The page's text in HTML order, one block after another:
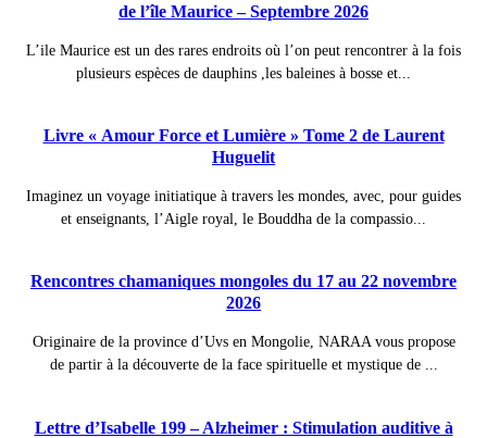
de l’île Maurice – Septembre 2026
L’ile Maurice est un des rares endroits où l’on peut rencontrer à la fois
plusieurs espèces de dauphins ,les baleines à bosse et...
Livre « Amour Force et Lumière » Tome 2 de Laurent
Huguelit
Imaginez un voyage initiatique à travers les mondes, avec, pour guides
et enseignants, l’Aigle royal, le Bouddha de la compassio...
Rencontres chamaniques mongoles du 17 au 22 novembre
2026
Originaire de la province d’Uvs en Mongolie, NARAA vous propose
de partir à la découverte de la face spirituelle et mystique de ...
Lettre d’Isabelle 199 – Alzheimer : Stimulation auditive à